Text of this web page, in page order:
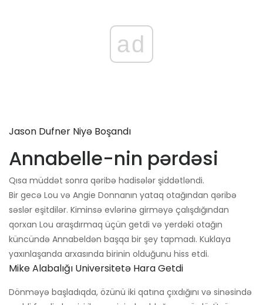
ad
Jason Dufner Niyə Boşandı
Annabelle-nin pərdəsi
Qısa müddət sonra qəribə hadisələr şiddətləndi.
Bir gecə Lou və Angie Donnanın yataq otağından qəribə
səslər eşitdilər. Kiminsə evlərinə girməyə çalışdığından
qorxan Lou araşdırmaq üçün getdi və yerdəki otağın
küncündə Annabeldən başqa bir şey tapmadı. Kuklaya
yaxınlaşanda arxasında birinin olduğunu hiss etdi.
Mike Alabalığı Universitetə ​​hara Getdi
Dönməyə başladıqda, özünü iki qatına çıxdığını və sinəsində